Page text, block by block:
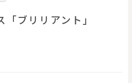
ブリリアント」